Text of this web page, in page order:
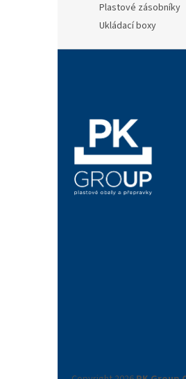
Plastové zásobníky
Ukládací boxy